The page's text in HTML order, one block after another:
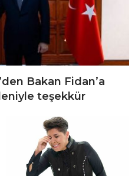
Bakan Fidan’a
teşekkür